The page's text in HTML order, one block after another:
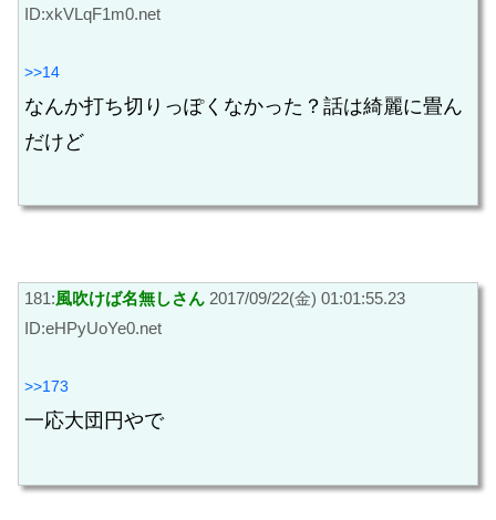
ID:xkVLqF1m0.net
>>14
なんか打ち切りっぽくなかった？話は綺麗に畳ん
だけど
181:風吹けば名無しさん 2017/09/22(金) 01:01:55.23
ID:eHPyUoYe0.net
>>173
一応大団円やで